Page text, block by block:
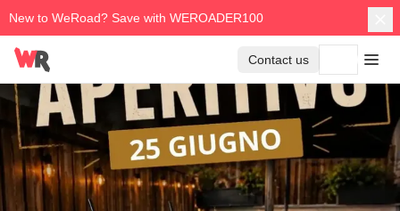
New to WeRoad? Save with WEROADER100
Contact us